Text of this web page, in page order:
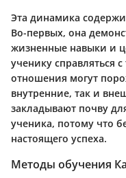
Эта динамика
Во-первых, она
жизненные навыки и
ученику справляться
отношения могут
внутренние, так и
закладывают почву
ученика, потому что
настоящего успеха.
Методы обучения